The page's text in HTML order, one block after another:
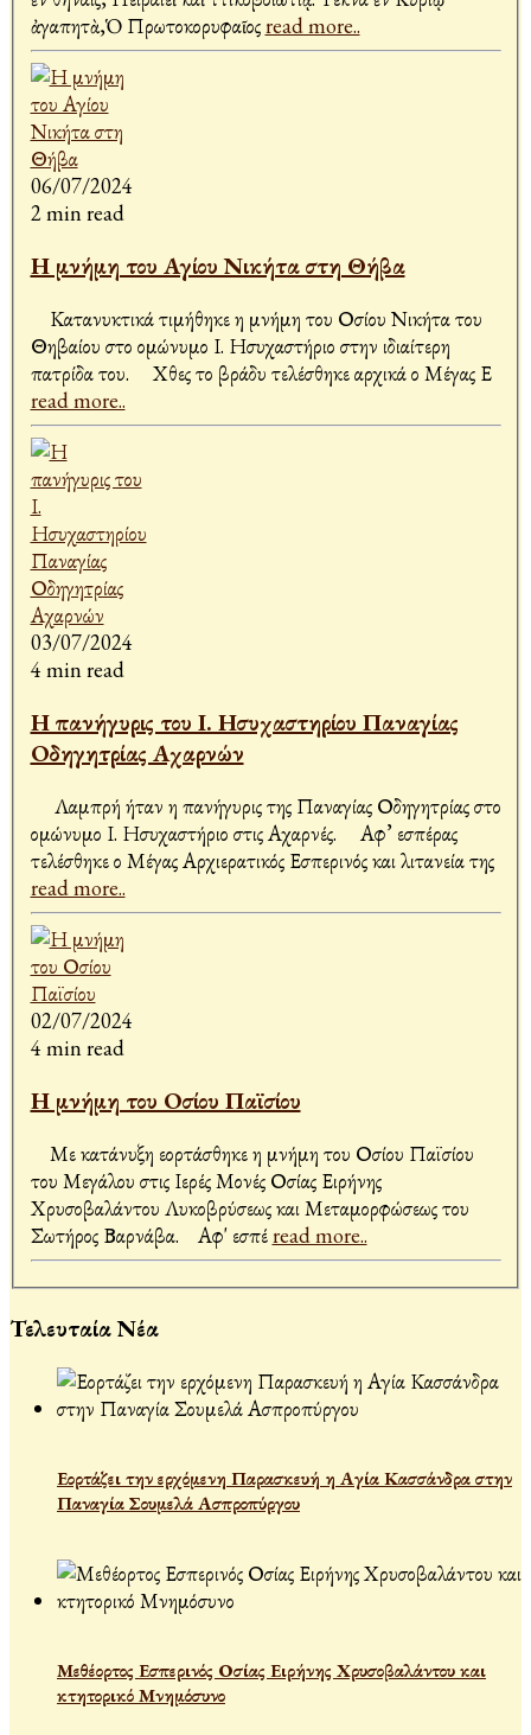
ἀγαπητὰ,Ὁ Πρωτοκορυφαῖοςread more..
06/07/2024
2 min read
Η μνήμη του Αγίου Νικήτα στη Θήβα
Κατανυκτικά τιμήθηκε η μνήμη του Οσίου Νικήτα του
Θηβαίου στο ομώνυμο Ι. Ησυχαστήριο στην ιδιαίτερη
πατρίδα του. Χθες το βράδυ τελέσθηκε αρχικά ο Μέγας Ε
read more..
03/07/2024
4 min read
Η πανήγυρις του Ι. Ησυχαστηρίου Παναγίας
Οδηγητρίας Αχαρνών
Λαμπρή ήταν η πανήγυρις της Παναγίας Οδηγητρίας στο
ομώνυμο Ι. Ησυχαστήριο στις Αχαρνές. Αφ’ εσπέρας
τελέσθηκε ο Μέγας Αρχιερατικός Εσπερινός και λιτανεία της
read more..
02/07/2024
4 min read
Η μνήμη του Οσίου Παϊσίου
Με κατάνυξη εορτάσθηκε η μνήμη του Οσίου Παϊσίου
του Μεγάλου στις Ιερές Μονές Οσίας Ειρήνης
Χρυσοβαλάντου Λυκοβρύσεως και Μεταμορφώσεως του
Σωτήρος Βαρνάβα. Αφ' εσπέread more..
Τελευταία Νέα
Εορτάζει την ερχόμενη Παρασκευή η Αγία Κασσάνδρα στην
Παναγία Σουμελά Ασπροπύργου
Μεθέορτος Εσπερινός Οσίας Ειρήνης Χρυσοβαλάντου και
κτητορικό Μνημόσυνο